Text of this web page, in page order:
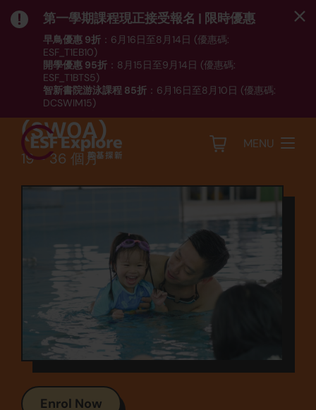
第一學期課程現正接受報名 | 限時優惠
早鳥優惠 9折 ：6月16日至8月14日 (優惠碼:
ESF_T1EB10)
開學優惠 95折 ：8月15日至9月14日 (優惠碼:
ESF_T1BTS5)
智新書院游泳課程 85折 ：6月16日至8月10日 (優惠碼:
DCSWIM15)
MENU
運動
游泳 - 親子班第二級
(SW0A)
19 - 36 個月
Enrol Now